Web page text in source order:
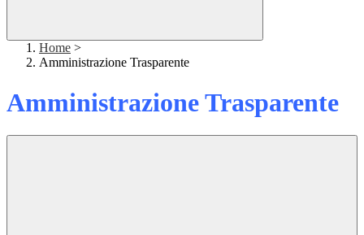
Home >
Amministrazione Trasparente
Amministrazione Trasparente